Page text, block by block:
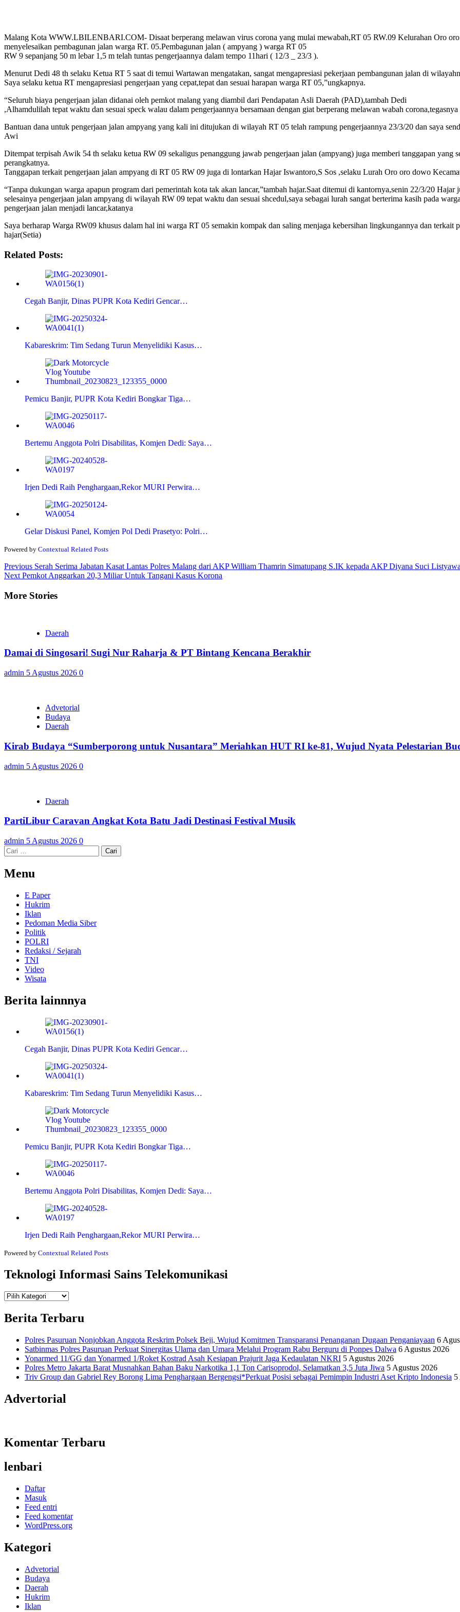
Malang Kota WWW.LBILENBARI.COM- Disaat berperang melawan virus corona yang mulai mewabah,RT 05 RW.09 Kelurahan Oro
menyelesaikan pembagunan jalan warga RT. 05.Pembagunan jalan ( ampyang ) warga RT 05
RW 9 sepanjang 50 m lebar 1,5 m telah tuntas pengerjaannya dalam tempo 11hari ( 12/3 _ 23/3 ).
Menurut Dedi 48 th selaku Ketua RT 5 saat di temui Wartawan mengatakan, sangat mengapresiasi pekerjaan pembangunan jalan di
Saya selaku ketua RT mengapresiasi pengerjaan yang cepat,tepat dan sesuai harapan warga RT 05,”ungkapnya.
“Seluruh biaya pengerjaan jalan didanai oleh pemkot malang yang diambil dari Pendapatan Asli Daerah (PAD),tambah Dedi
,Alhamdulilah tepat waktu dan sesuai speck walau dalam pengerjaannya bersamaan dengan giat berperang melawan wabah corona,tegasnya
Bantuan dana untuk pengerjaan jalan ampyang yang kali ini ditujukan di wilayah RT 05 telah rampung pengerjaannya 23/3/20 dan saya
Awi
Ditempat terpisah Awik 54 th selaku ketua RW 09 sekaligus penanggung jawab pengerjaan jalan (ampyang) juga memberi tanggapan yang
perangkatnya.
Tanggapan terkait pengerjaan jalan ampyang di RT 05 RW 09 juga di lontarkan Hajar Iswantoro,S Sos ,selaku Lurah Oro oro dowo
“Tanpa dukungan warga apapun program dari pemerintah kota tak akan lancar,”tambah hajar.Saat ditemui di kantornya,senin 22/3/20
selesainya pengerjaan jalan ampyang di wilayah RW 09 tepat waktu dan sesuai shcedul,saya sebagai lurah sangat berterima kasih pada
pengerjaan jalan menjadi lancar,katanya
Saya berharap Warga RW09 khusus dalam hal ini warga RT 05 semakin kompak dan saling menjaga kebersihan lingkungannya dan terkait
hajar(Setia)
Related Posts:
Cegah Banjir, Dinas PUPR Kota Kediri Gencar…
Kabareskrim: Tim Sedang Turun Menyelidiki Kasus…
Pemicu Banjir, PUPR Kota Kediri Bongkar Tiga…
Bertemu Anggota Polri Disabilitas, Komjen Dedi: Saya…
Irjen Dedi Raih Penghargaan,Rekor MURI Perwira…
Gelar Diskusi Panel, Komjen Pol Dedi Prasetyo: Polri…
Powered by Contextual Related Posts
Continue
Reading
Previous Serah Serima Jabatan Kasat Lantas Polres Malang dari AKP William Thamrin Simatupang S.IK kepada AKP Diyana Suci
Next Pemkot Anggarkan 20,3 Miliar Untuk Tangani Kasus Korona
More Stories
Daerah
Damai di Singosari! Sugi Nur Raharja & PT Bintang Kencana Berakhir
admin 5 Agustus 2026 0
Advetorial
Budaya
Daerah
Kirab Budaya “Sumberporong untuk Nusantara” Meriahkan HUT RI ke-81, Wujud Nyata Pelestarian
admin 5 Agustus 2026 0
Daerah
PartiLibur Caravan Angkat Kota Batu Jadi Destinasi Festival Musik
admin 5 Agustus 2026 0
Cari
untuk:
Menu
E Paper
Hukrim
Iklan
Pedoman Media Siber
Politik
POLRI
Redaksi / Sejarah
TNI
Video
Wisata
Berita lainnnya
Cegah Banjir, Dinas PUPR Kota Kediri Gencar…
Kabareskrim: Tim Sedang Turun Menyelidiki Kasus…
Pemicu Banjir, PUPR Kota Kediri Bongkar Tiga…
Bertemu Anggota Polri Disabilitas, Komjen Dedi: Saya…
Irjen Dedi Raih Penghargaan,Rekor MURI Perwira…
Powered by Contextual Related Posts
Teknologi Informasi Sains Telekomunikasi
Teknologi
Berita Terbaru
Polres Pasuruan Nonjobkan Anggota Reskrim Polsek Beji, Wujud Komitmen Transparansi Penanganan Dugaan Penganiayaan 6
Satbinmas Polres Pasuruan Perkuat Sinergitas Ulama dan Umara Melalui Program Rabu Berguru di Ponpes Dalwa 6 Agustus 2026
Yonarmed 11/GG dan Yonarmed 1/Roket Kostrad Asah Kesiapan Prajurit Jaga Kedaulatan NKRI 5 Agustus 2026
Polres Metro Jakarta Barat Musnahkan Bahan Baku Narkotika 1,1 Ton Carisoprodol, Selamatkan 3,5 Juta Jiwa 5 Agustus 2026
Triv Group dan Gabriel Rey Borong Lima Penghargaan Bergengsi*Perkuat Posisi sebagai Pemimpin Industri Aset Kripto Indonesia 5
Advertorial
Komentar Terbaru
lenbari
Daftar
Masuk
Feed entri
Feed komentar
WordPress.org
Kategori
Advetorial
Budaya
Daerah
Hukrim
Iklan